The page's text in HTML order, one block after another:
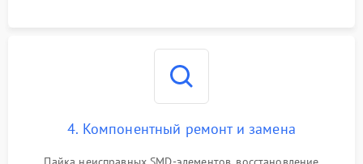
4. Компонентный ремонт и замена